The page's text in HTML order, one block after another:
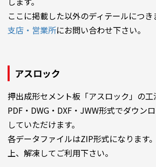
ここに掲載した以外のディテールにつき
支店・営業所にお問い合わせ下さい。
アスロック
押出成形セメント板「アスロック」の工
PDF・DWG・DXF・JWW形式でダウン
していただけます。
各データファイルはZIP形式になります
上、解凍してご利用下さい。